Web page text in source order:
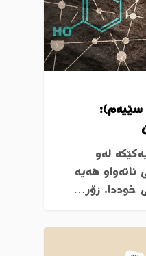
سێیەم):
لەو
هەیە
خوددا. زۆر…